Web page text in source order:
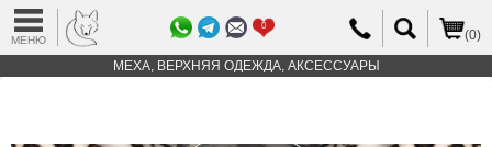
МЕНЮ
0
(0)
МЕХА, ВЕРХНЯЯ ОДЕЖДА, АКСЕССУАРЫ